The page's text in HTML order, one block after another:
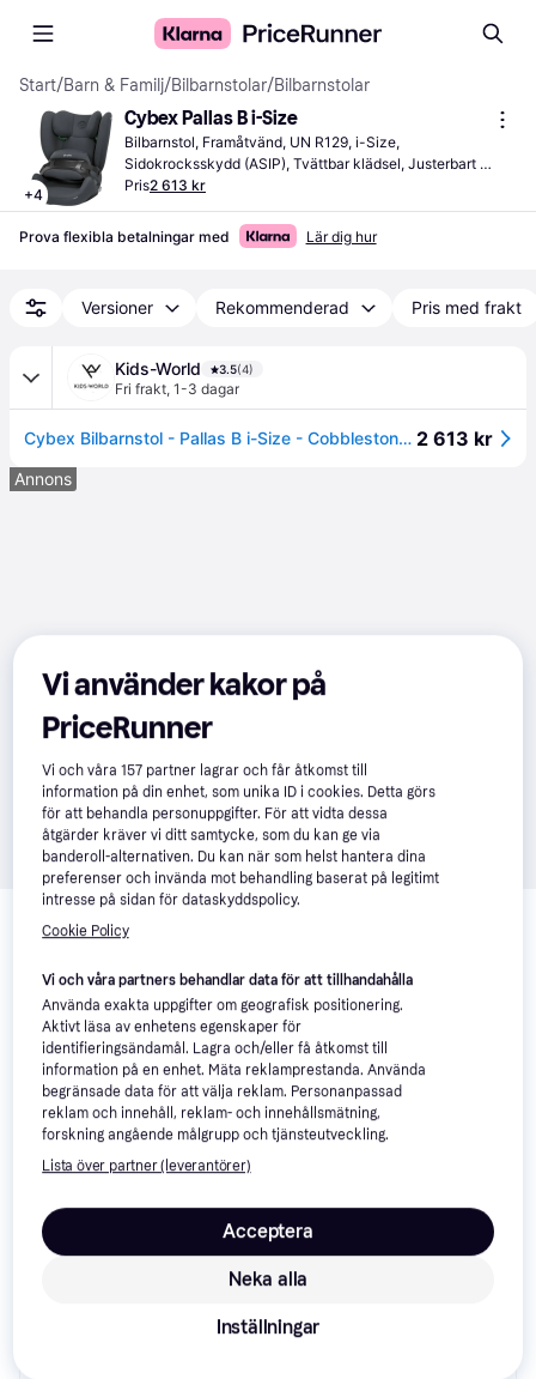
Start/Barn & Familj/Bilbarnstolar/Bilbarnstolar
+4
Cybex Pallas B i-Size
Bilbarnstol, Framåtvänd, UN R129, i-Size,
Sidokrocksskydd (ASIP), Tvättbar klädsel, Justerbart
nackstöd
Pris2 613 kr
Prova flexibla betalningar med Lär dig hur
Versioner Rekommenderad Pris med frakt
Kids-World 3.5(4)
Fri frakt, 1-3 dagar
Cybex Bilbarnstol - Pallas B i-Size - Cobblestone Grey - Cybex - One Size - Bilbarnstol 2 613 kr
Annons
Om produkten
är det billigaste priset just nu hos 1 butik.
Jämför:
Cybex Bilbarnstolar
Cybex Bilbarnstolar
Specifikationer
Produkt
Vi använder kakor på
PriceRunner
Vi och våra157 partner lagrar och får åtkomst till
information på din enhet, som unika ID i cookies. Detta görs
för att behandla personuppgifter. För att vidta dessa
åtgärder kräver vi ditt samtycke, som du kan ge via
banderoll-alternativen. Du kan när som helst hantera dina
preferenser och invända mot behandling baserat på legitimt
intresse på sidan för dataskyddspolicy.
Cookie Policy
Vi och våra partners behandlar data för att tillhandahålla
Använda exakta uppgifter om geografisk positionering.
Aktivt läsa av enhetens egenskaper för
identifieringsändamål. Lagra och/eller få åtkomst till
information på en enhet. Mäta reklamprestanda. Använda
begränsade data för att välja reklam. Personanpassad
reklam och innehåll, reklam- och innehållsmätning,
forskning angående målgrupp och tjänsteutveckling.
Lista över partner (leverantörer)
Neka alla
Acceptera
Inställningar